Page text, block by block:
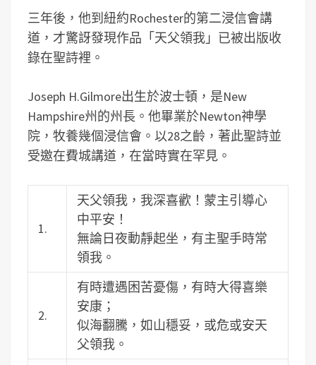
三年後，他到紐約Rochester的第二浸信會講
道，才驚訝發現作品「天父領我」已被出版收
錄在聖詩裡。
Joseph H.Gilmore出生於波士頓，是New
Hampshire州的州長。他畢業於Newton神學
院，牧養幾個浸信會。以28之齡，著此聖詩並
受邀在費城講道，在當時實在罕見。
1.
天父領我，我深喜歡！蒙主引導心
中平安！
無論日夜動靜起坐，有主聖手時常
領我。
2.
有時遭遇困苦憂傷，有時大得喜樂
安康；
似海翻騰，如山穩妥，或危或安天
父領我。